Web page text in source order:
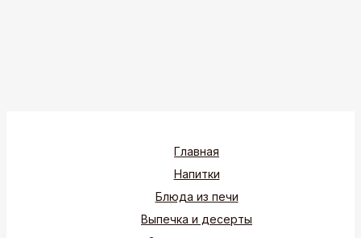
Главная
Напитки
Блюда из печи
Выпечка и десерты